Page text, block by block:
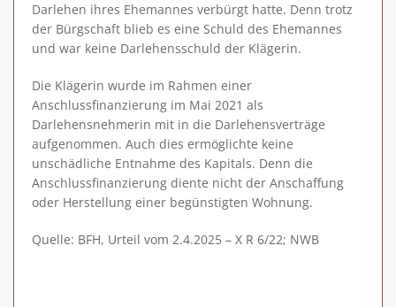
Darlehen ihres Ehemannes verbürgt hatte. Denn trotz
der Bürgschaft blieb es eine Schuld des Ehemannes
und war keine Darlehensschuld der Klägerin.
Die Klägerin wurde im Rahmen einer
Anschlussfinanzierung im Mai 2021 als
Darlehensnehmerin mit in die Darlehensverträge
aufgenommen. Auch dies ermöglichte keine
unschädliche Entnahme des Kapitals. Denn die
Anschlussfinanzierung diente nicht der Anschaffung
oder Herstellung einer begünstigten Wohnung.
Quelle: BFH, Urteil vom 2.4.2025 – X R 6/22; NWB